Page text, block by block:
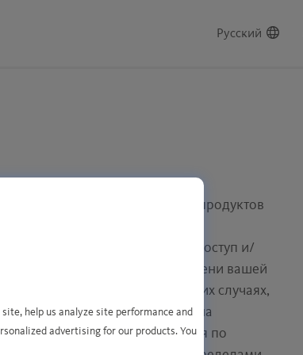
Русский
и Условия использования продуктов
вами лично или же, если вы
Avira, ПО или на доступ и/
или «Продукт»), от имени вашей
Вы представляете (в обоих случаях,
Если вы расположены на
Avira, Inc., расположенная по
help us analyze site performance and
advertising for our products. You